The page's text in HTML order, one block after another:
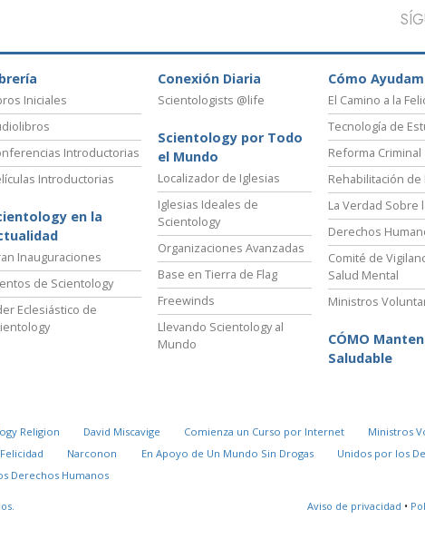
Iniciales
Introductorias
Introductorias
en la
Inauguraciones
de Scientology
Eclesiástico de
Conexión Diaria
Scientologists @life
Scientology por Todo
el Mundo
Localizador de Iglesias
Iglesias Ideales de
Scientology
Organizaciones Avanzadas
Base en Tierra de Flag
Freewinds
Llevando Scientology al
Mundo
Cómo
El Camino a la
Tecnología de
Reforma Criminal
Rehabilitación de
La Verdad Sobre
Derechos
Comité de
Salud Mental
Ministros
CÓMO
Saludable
Religion David Miscavige Comienza un Curso por Internet
Ministros
Narconon En Apoyo de Un Mundo Sin Drogas
Unidos por los
Derechos Humanos
Aviso de privacidad •